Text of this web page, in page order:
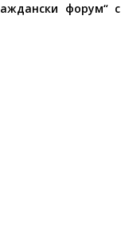
форум“ с